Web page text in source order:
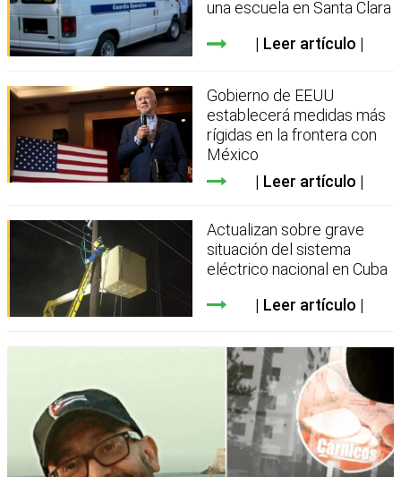
una escuela en Santa Clara
Leer artículo
Gobierno de EEUU
establecerá medidas más
rígidas en la frontera con
México
Leer artículo
Actualizan sobre grave
situación del sistema
eléctrico nacional en Cuba
Leer artículo